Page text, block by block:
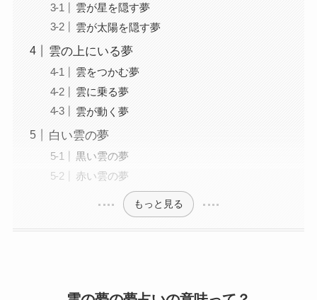
雲が星を隠す夢
雲が太陽を隠す夢
雲の上にいる夢
雲をつかむ夢
雲に乗る夢
雲が動く夢
白い雲の夢
黒い雲の夢
赤い雲の夢
もっと見る